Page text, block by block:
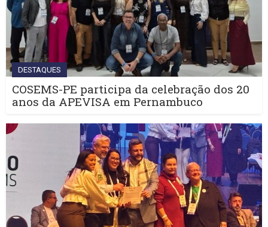
DESTAQUES
COSEMS-PE participa da celebração dos 20
anos da APEVISA em Pernambuco